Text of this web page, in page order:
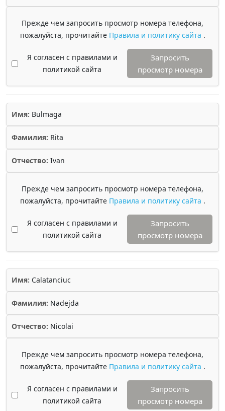
Прежде чем запросить просмотр номера телефона,
пожалуйста, прочитайте Правила и политику сайта .
Я согласен с правилами и
политикой сайта
Запросить
просмотр номера
Имя: Bulmaga
Фамилия: Rita
Отчество: Ivan
Прежде чем запросить просмотр номера телефона,
пожалуйста, прочитайте Правила и политику сайта .
Я согласен с правилами и
политикой сайта
Запросить
просмотр номера
Имя: Calatanciuc
Фамилия: Nadejda
Отчество: Nicolai
Прежде чем запросить просмотр номера телефона,
пожалуйста, прочитайте Правила и политику сайта .
Я согласен с правилами и
политикой сайта
Запросить
просмотр номера